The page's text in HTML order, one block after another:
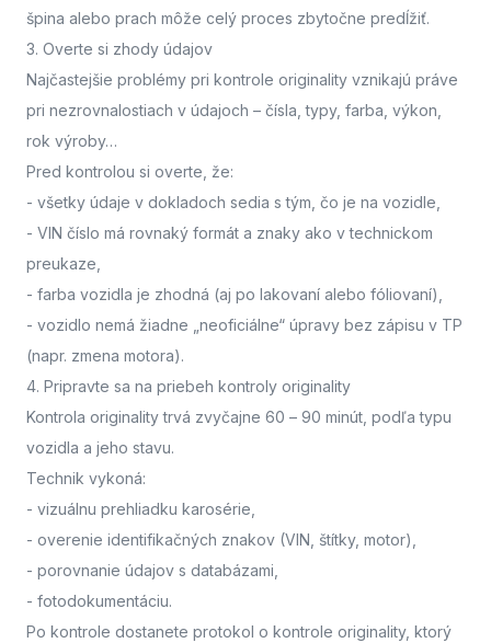
špina alebo prach môže celý proces zbytočne predĺžiť.
3. Overte si zhody údajov
Najčastejšie problémy pri kontrole originality vznikajú práve
pri nezrovnalostiach v údajoch – čísla, typy, farba, výkon,
rok výroby…
Pred kontrolou si overte, že:
- všetky údaje v dokladoch sedia s tým, čo je na vozidle,
- VIN číslo má rovnaký formát a znaky ako v technickom
preukaze,
- farba vozidla je zhodná (aj po lakovaní alebo fóliovaní),
- vozidlo nemá žiadne „neoficiálne“ úpravy bez zápisu v TP
(napr. zmena motora).
4. Pripravte sa na priebeh kontroly originality
Kontrola originality trvá zvyčajne 60 – 90 minút , podľa typu
vozidla a jeho stavu.
Technik vykoná:
- vizuálnu prehliadku karosérie,
- overenie identifikačných znakov (VIN, štítky, motor),
- porovnanie údajov s databázami,
- fotodokumentáciu.
Po kontrole dostanete protokol o kontrole originality, ktorý